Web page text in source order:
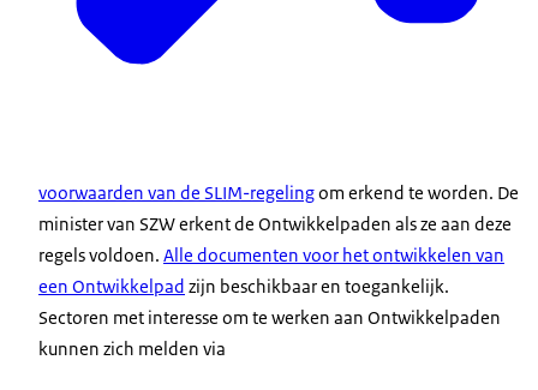
voorwaarden van de SLIM-regelingom erkend te worden. De
minister van SZW erkent de Ontwikkelpaden als ze aan deze
regels voldoen. Alle documenten voor het ontwikkelen van
een Ontwikkelpad zijn beschikbaar en toegankelijk.
Sectoren met interesse om te werken aan Ontwikkelpaden
kunnen zich melden via